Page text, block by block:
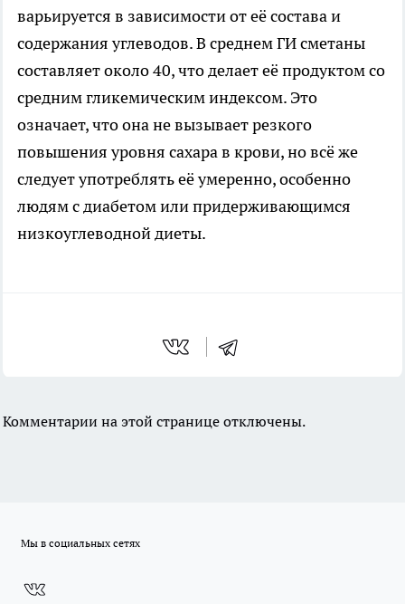
варьируется в зависимости от её состава и
содержания углеводов. В среднем ГИ сметаны
составляет около 40, что делает её продуктом со
средним гликемическим индексом. Это
означает, что она не вызывает резкого
повышения уровня сахара в крови, но всё же
следует употреблять её умеренно, особенно
людям с диабетом или придерживающимся
низкоуглеводной диеты.
Комментарии на этой странице отключены.
Мы в социальных сетях